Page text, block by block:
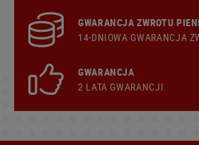
GWARANCJA ZWROTU
14-DNIOWA GWARANCJA
GWARANCJA
2 LATA GWARANCJI